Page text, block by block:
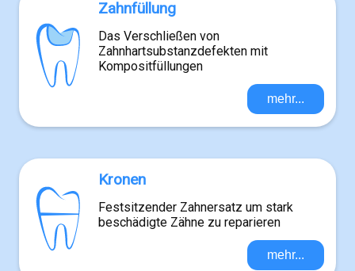
Zahnfüllung
Das Verschließen von
Zahnhartsubstanzdefekten mit
Kompositfüllungen
mehr...
Kronen
Festsitzender Zahnersatz um stark
beschädigte Zähne zu reparieren
mehr...